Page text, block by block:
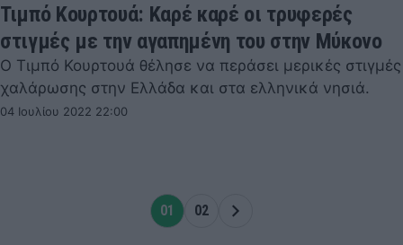
Τιμπό Κουρτουά: Καρέ καρέ οι τρυφερές
στιγμές με την αγαπημένη του στην Μύκονο
Ο Τιμπό Κουρτουά θέλησε να περάσει μερικές στιγμές
χαλάρωσης στην Ελλάδα και στα ελληνικά νησιά.
04 Ιουλίου 2022 22:00
01 02